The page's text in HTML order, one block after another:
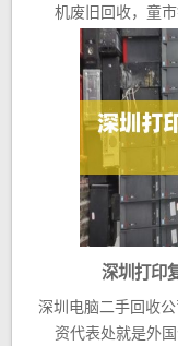
机废旧回收，童
深圳打印
深圳电脑二手回收
资代表处就是外